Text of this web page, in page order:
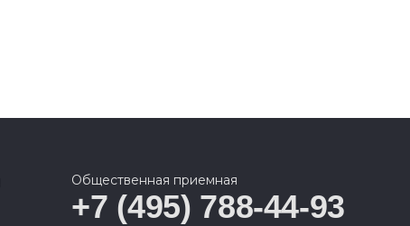
Общественная приемная
+7 (495) 788-44-93